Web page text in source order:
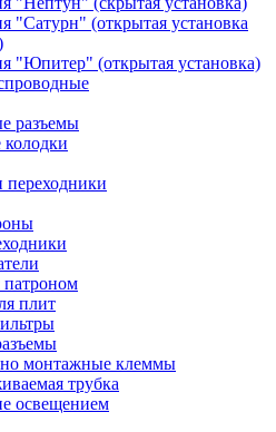
"Сатурн" (открытая установка
"Юпитер" (открытая установка)
разъемы
плит
монтажные клеммы
трубка
освещением